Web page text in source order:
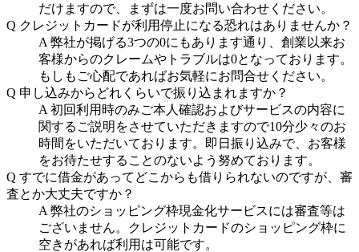
だけますので、まずは一度お問い合わせください。
Q クレジットカードが利用停止になる恐れはありませんか？
A 弊社が掲げる3つの0にもあります通り、創業以来お
客様からのクレームやトラブルは0となっております。
もしもご心配であればお気軽にお問合せください。
Q 申し込みからどれくらいで振り込まれますか？
A 初回利用時のみご本人確認およびサービスの内容に
関するご説明をさせていただきますので10分少々のお
時間をいただいております。即日振り込みで、お客様
をお待たせすることのないよう努めております。
Q すでに借金があってどこからも借りられないのですが、審
査とか大丈夫ですか？
A 弊社のショッピング枠現金化サービスには審査等は
ございません。クレジットカードのショッピング枠に
空きがあれば利用は可能です。